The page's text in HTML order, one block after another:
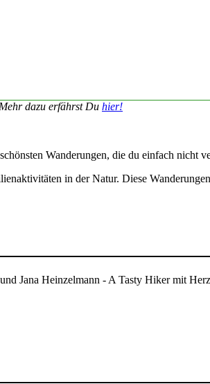
dazu erfährst Du hier!
Wanderungen, die du einfach nicht
in der Natur. Diese